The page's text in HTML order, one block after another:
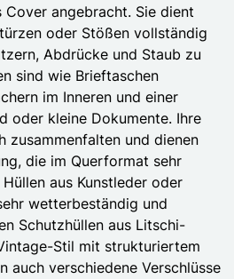
angebracht. Sie dient
oder Stößen vollständig
Abdrücke und Staub zu
sind wie Brieftaschen
im Inneren und einer
oder kleine Dokumente. Ihre
zusammenfalten und dienen
die im Querformat sehr
aus Kunstleder oder
wetterbeständig und
Schutzhüllen aus Litschi-
Stil mit strukturiertem
auch verschiedene Verschlüsse